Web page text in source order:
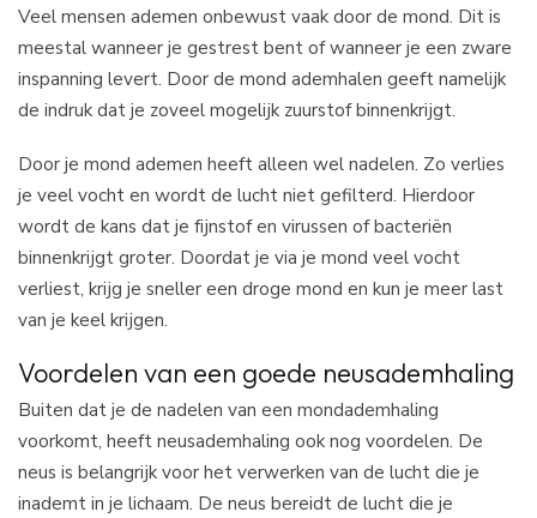
Veel mensen ademen onbewust vaak door de mond. Dit is
meestal wanneer je gestrest bent of wanneer je een zware
inspanning levert. Door de mond ademhalen geeft namelijk
de indruk dat je zoveel mogelijk zuurstof binnenkrijgt.
Door je mond ademen heeft alleen wel nadelen. Zo verlies
je veel vocht en wordt de lucht niet gefilterd. Hierdoor
wordt de kans dat je fijnstof en virussen of bacteriën
binnenkrijgt groter. Doordat je via je mond veel vocht
verliest, krijg je sneller een droge mond en kun je meer last
van je keel krijgen.
Voordelen van een goede neusademhaling
Buiten dat je de nadelen van een mondademhaling
voorkomt, heeft neusademhaling ook nog voordelen. De
neus is belangrijk voor het verwerken van de lucht die je
inademt in je lichaam. De neus bereidt de lucht die je